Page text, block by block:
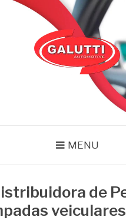
MENU
de
veiculares